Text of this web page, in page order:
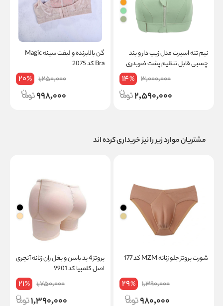
نیم‌ تنه اسپرت مدل زیپ‌ دار و بند
چسبی قابل تنظیم پشت ضربدری
3,000,000
14%
2,590,000
گن بالابرنده و لیفت سینه Magic
Bra کد 2075
1,250,000
20%
998,000
مشتریان موارد زیر را نیز خریداری کرده اند
شورت پروتز جلو زنانه MZM کد 177
1,390,000
29%
980,000
پروتز 4 پد باسن و بغل ران زنانه آنچری
اصل کلمبیا کد 9901
1,750,000
21%
1,390,000